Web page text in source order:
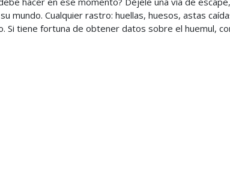
mundo. Cualquier rastro: huellas, huesos, astas
tiene fortuna de obtener datos sobre el huemul,